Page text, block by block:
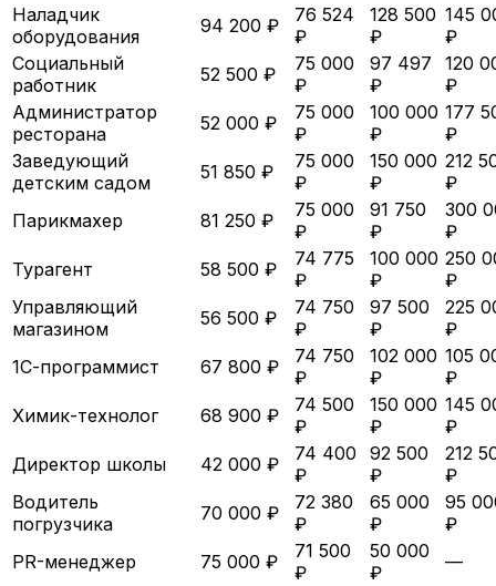
Наладчик
оборудования
94 200 ₽
76 524
₽
128 500
₽
145
₽
Социальный
работник
52 500 ₽
75 000
₽
97 497
₽
120
₽
Администратор
ресторана
52 000 ₽
75 000
₽
100 000
₽
177
₽
Заведующий
детским садом
51 850 ₽
75 000
₽
150 000
₽
212
₽
Парикмахер
81 250 ₽
75 000
₽
91 750
₽
300
₽
Турагент
58 500 ₽
74 775
₽
100 000
₽
250
₽
Управляющий
магазином
56 500 ₽
74 750
₽
97 500
₽
225
₽
1С-программист
67 800 ₽
74 750
₽
102 000
₽
105
₽
Химик-технолог
68 900 ₽
74 500
₽
150 000
₽
145
₽
Директор школы
42 000 ₽
74 400
₽
92 500
₽
212
₽
Водитель
погрузчика
70 000 ₽
72 380
₽
65 000
₽
95
₽
PR-менеджер
75 000 ₽
71 500
₽
50 000
₽
—